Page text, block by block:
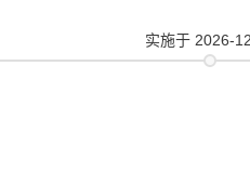
实施于 2026-